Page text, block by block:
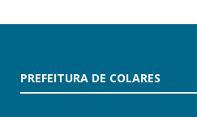
PREFEITURA DE COLARES